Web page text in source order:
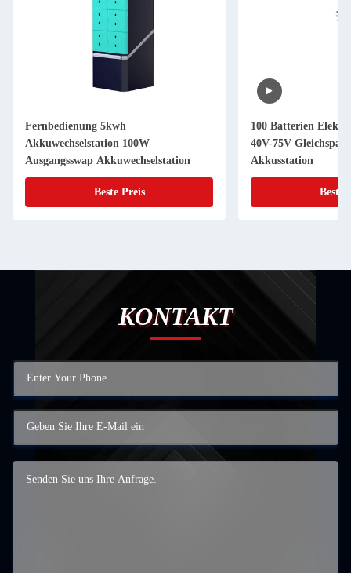
Fernbedienung 5kwh
Akkuwechselstation 100W
Ausgangsswap Akkuwechselstation
Beste Preis
100 Batterien
40V-75V
Akkusstation
Beste
KONTAKT